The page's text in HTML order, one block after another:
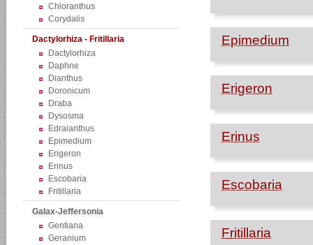
Chloranthus
Corydalis
Dactylorhiza - Fritillaria
Dactylorhiza
Daphne
Dianthus
Doronicum
Draba
Dysosma
Edraianthus
Epimedium
Erigeron
Erinus
Escobaria
Fritillaria
Galax-Jeffersonia
Gentiana
Geranium
Epimedium
Erigeron
Erinus
Escobaria
Fritillaria